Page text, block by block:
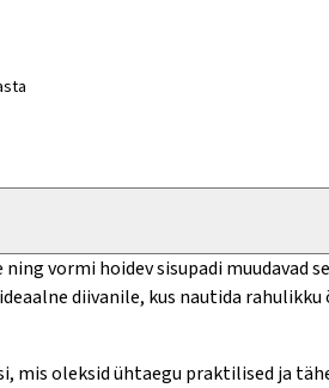
vormi hoidev sisupadi muudavad
diivanile, kus nautida
mis oleksid ühtaegu praktilised ja